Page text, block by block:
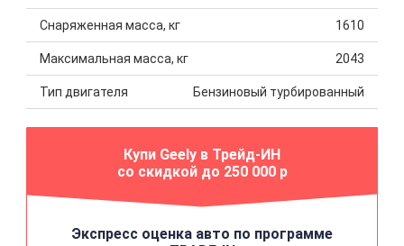
Снаряженная масса, кг 1610
Максимальная масса, кг 2043
Тип двигателя Бензиновый турбированный
Купи Geely в Трейд-ИН
со скидкой до 250 000 р
Экспресс оценка авто по программе